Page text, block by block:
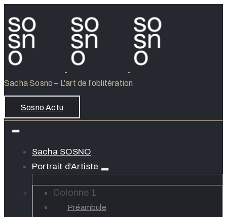
Sacha Sosno – L'art de l'oblitération
Sosno Actu
Sacha SOSNO
Portrait d’Artiste
Colonne 1
Préambule